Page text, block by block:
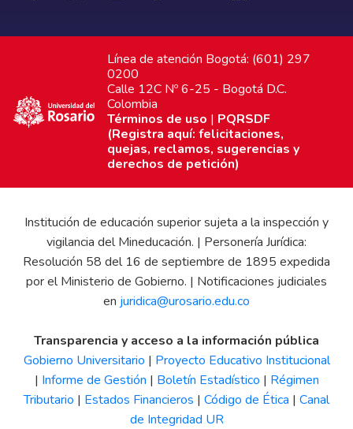
Línea de atención Bogotá: (601) 297
0200
Calle 12C Nº 6-25 - Bogotá D.C.
Colombia
Términos de uso | PQRSDF
(Registra aquí: felicitaciones,
quejas, reclamos, sugerencias y
derechos de petición)
Institución de educación superior sujeta a la inspección y
vigilancia del Mineducación. | Personería Jurídica:
Resolución 58 del 16 de septiembre de 1895 expedida
por el Ministerio de Gobierno. | Notificaciones judiciales
en juridica@urosario.edu.co
Transparencia y acceso a la información pública
Gobierno Universitario | Proyecto Educativo Institucional
| Informe de Gestión | Boletín Estadístico | Régimen
Tributario | Estados Financieros | Código de Ética | Canal
de Integridad UR